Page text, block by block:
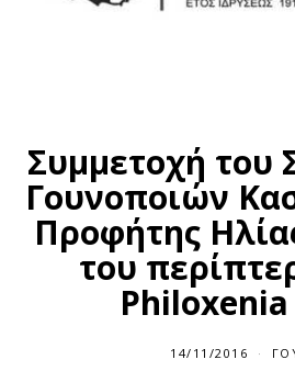
Συμμετοχή του
Γουνοποιών
Προφήτης
του
Philoxenia
14/11/2016